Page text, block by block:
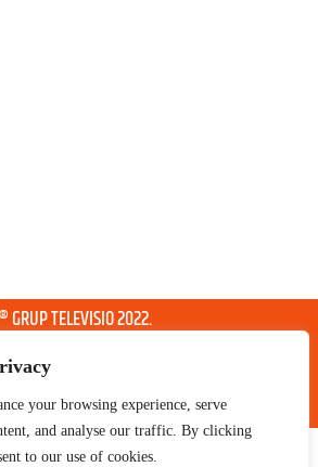
your browsing experience, serve
and analyse our traffic. By clicking
to our use of cookies.
® GRUP TELEVISIO 2022.
ELS DRETS RESERVATS